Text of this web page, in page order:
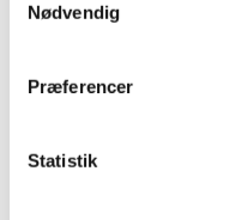
Nødvendig
Præferencer
Statistik
|6. maj 2011|
foranledning revurderet
revurdering af